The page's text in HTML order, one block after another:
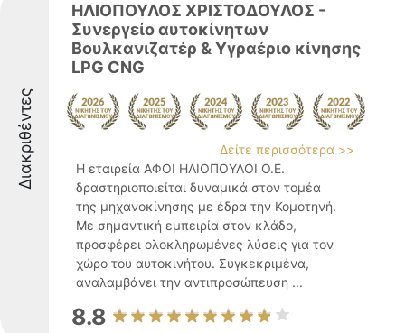
Διακριθέντες
ΗΛΙΟΠΟΥΛΟΣ ΧΡΙΣΤΟΔΟΥΛΟΣ -
Συνεργείο αυτοκίνητων
Βουλκανιζατέρ & Υγραέριο κίνησης
LPG CNG
Δείτε περισσότερα >>
Η εταιρεία ΑΦΟΙ ΗΛΙΟΠΟΥΛΟΙ Ο.Ε.
δραστηριοποιείται δυναμικά στον τομέα
της μηχανοκίνησης με έδρα την Κομοτηνή.
Με σημαντική εμπειρία στον κλάδο,
προσφέρει ολοκληρωμένες λύσεις για τον
χώρο του αυτοκινήτου. Συγκεκριμένα,
αναλαμβάνει την αντιπροσώπευση ...
8.8